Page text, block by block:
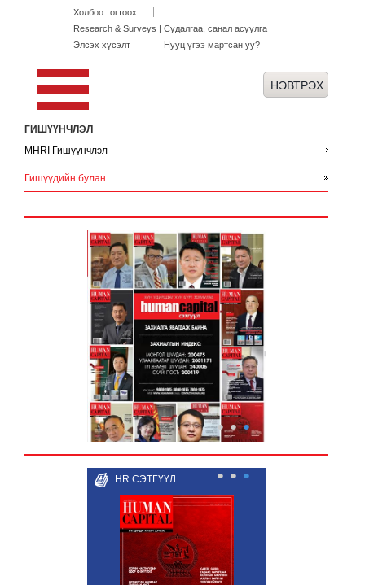
Холбоо тогтоох
Research & Surveys | Судалгаа, санал асуулга
Элсэх хүсэлт
Нууц үгээ мартсан уу?
ГИШҮҮНЧЛЭЛ
MHRI Гишүүнчлэл
Гишүүдийн булан
● ● ●
HR СЭТГҮҮЛ ● ● ●